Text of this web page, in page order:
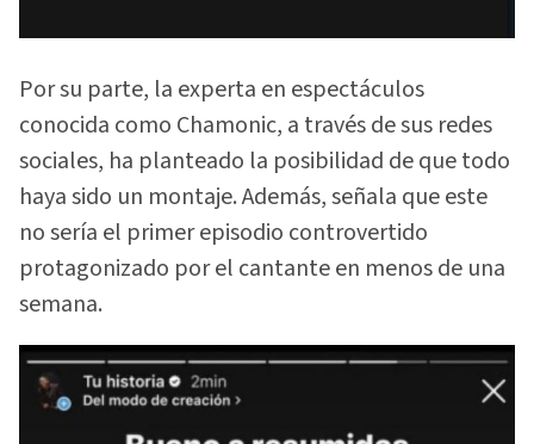
Por su parte, la experta en espectáculos
conocida como Chamonic, a través de sus redes
sociales, ha planteado la posibilidad de que todo
haya sido un montaje. Además, señala que este
no sería el primer episodio controvertido
protagonizado por el cantante en menos de una
semana.